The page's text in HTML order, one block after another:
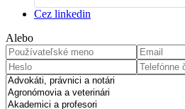
Cez linkedin
Alebo